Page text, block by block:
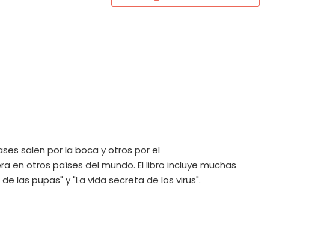
salen por la boca y otros por el
en otros países del mundo. El libro incluye muchas
las pupas" y "La vida secreta de los virus".